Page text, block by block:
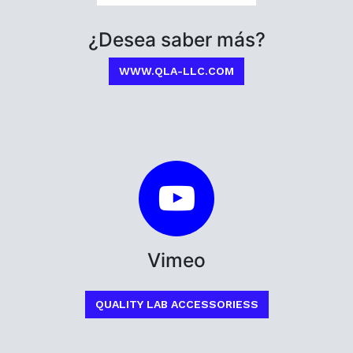
¿Desea saber más?
WWW.QLA-LLC.COM
Vimeo
QUALITY LAB ACCESSORIESS